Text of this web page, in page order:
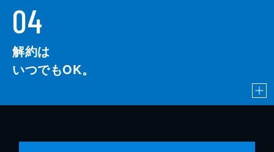
04
解約は
いつでもOK。